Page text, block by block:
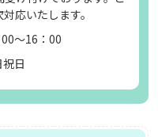
応いたします。
～16：00
日